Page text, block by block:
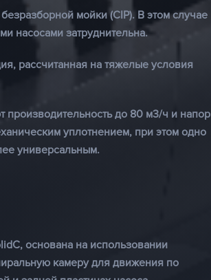
мойки (CIP). В этом случае
насосами затруднительна.
рассчитанная на тяжелые условия
производительность до 80 м3/ч и напор
уплотнением, при этом одно
универсальным.
основана на использовании
камеру для движения по